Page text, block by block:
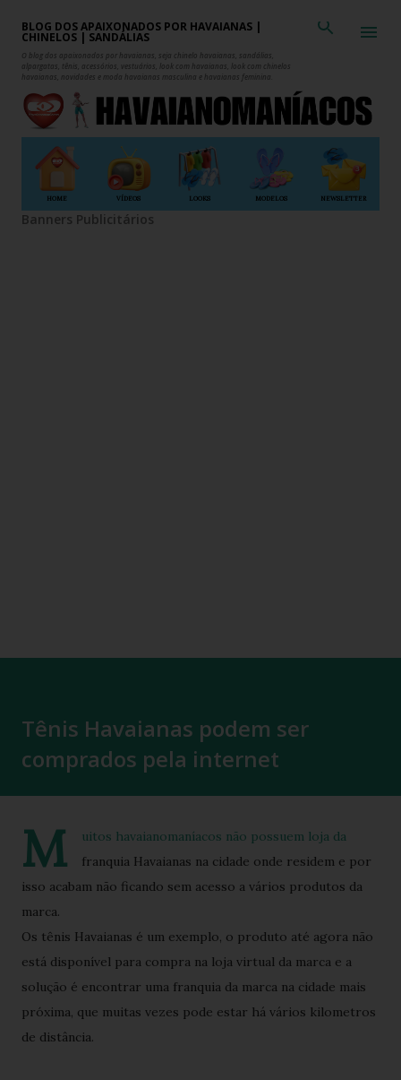
Pular para o conteúdo principal
BLOG DOS APAIXONADOS POR HAVAIANAS |
CHINELOS | SANDÁLIAS
O blog dos apaixonados por havaianas, seja chinelo havaianas, sandálias,
alpargatas, tênis, acessórios, vestuários, look com havaianas, look com chinelos
havaianas, novidades e moda havaianas masculina e havaianas feminina.
HOME VÍDEOS LOOKS MODELOS NEWSLETTER
Banners Publicitários
Tênis Havaianas podem ser
comprados pela internet
M
uitos havaianomaníacos não possuem loja da
franquia Havaianas na cidade onde residem e por
isso acabam não ficando sem acesso a vários produtos da
marca.
Os tênis Havaianas é um exemplo, o produto até agora não
está disponível para compra na loja virtual da marca e a
solução é encontrar uma franquia da marca na cidade mais
próxima, que muitas vezes pode estar há vários kilometros
de distância.